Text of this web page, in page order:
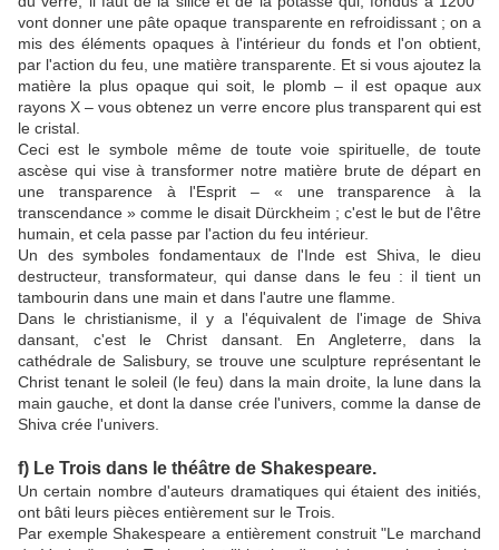
vont donner une pâte opaque transparente en refroidissant ; on a
mis des éléments opaques à l'intérieur du fonds et l'on obtient,
par l'action du feu, une matière transparente. Et si vous ajoutez la
matière la plus opaque qui soit, le plomb – il est opaque aux
rayons X – vous obtenez un verre encore plus transparent qui est
le cristal.
Ceci est le symbole même de toute voie spirituelle, de toute
ascèse qui vise à transformer notre matière brute de départ en
une transparence à l'Esprit – « une transparence à la
transcendance » comme le disait Dürckheim ; c'est le but de l'être
humain, et cela passe par l'action du feu intérieur.
Un des symboles fondamentaux de l'Inde est Shiva, le dieu
destructeur, transformateur, qui danse dans le feu : il tient un
tambourin dans une main et dans l'autre une flamme.
Dans le christianisme, il y a l'équivalent de l'image de Shiva
dansant, c'est le Christ dansant. En Angleterre, dans la
cathédrale de Salisbury, se trouve une sculpture représentant le
Christ tenant le soleil (le feu) dans la main droite, la lune dans la
main gauche, et dont la danse crée l'univers, comme la danse de
Shiva crée l'univers.
f) Le Trois dans le théâtre de Shakespeare.
Un certain nombre d'auteurs dramatiques qui étaient des initiés,
ont bâti leurs pièces entièrement sur le Trois.
Par exemple Shakespeare a entièrement construit "Le marchand